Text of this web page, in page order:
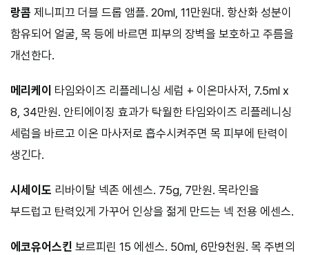
랑콤 제니피끄 더블 드롭 앰플. 20ml, 11만원대. 항산화 성분이
함유되어 얼굴, 목 등에 바르면 피부의 장벽을 보호하고 주름을
개선한다.
메리케이 타임와이즈 리플레니싱 세럼 + 이온마사저, 7.5ml x
8, 34만원. 안티에이징 효과가 탁월한 타임와이즈 리플레니싱
세럼을 바르고 이온 마사저로 흡수시켜주면 목 피부에 탄력이
생긴다.
시세이도 리바이탈 넥존 에센스. 75g, 7만원. 목라인을
부드럽고 탄력있게 가꾸어 인상을 젊게 만드는 넥 전용 에센스.
에코유어스킨 보르피린 15 에센스. 50ml, 6만9천원. 목 주변의